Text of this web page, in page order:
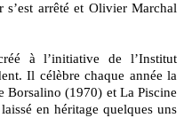
arrêté et Olivier Marchal
à l’initiative de l’Institut
Il célèbre chaque année la
Borsalino (1970) et La Piscine
en héritage quelques uns